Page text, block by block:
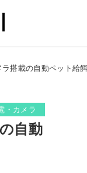
搭載の自動ペット給
・カメラ
自動